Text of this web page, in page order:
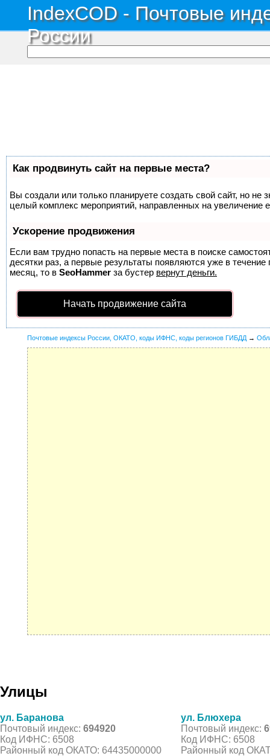
IndexCOD - Почтовые
России
Как продвинуть сайт на первые места?
Вы создали или только планируете создать свой сайт, но не
целый комплекс мероприятий, направленных на увеличение
Ускорение продвижения
Если вам трудно попасть на первые места в поиске
десятки раз, а первые результаты появляются уже в
месяц, то в SeoHammer за бустер вернут деньги.
Начать продвижение сайта
Почтовые индексы России, ОКАТО, коды ИФНС, коды регионов ГИБДД →
Улицы
ул. Баранова
Почтовый индекс: 694920
Код ИФНС: 6508
Районный код ОКАТО: 64435000000
ул. Блюхера
Почтовый индекс:
Код ИФНС: 6508
Районный код